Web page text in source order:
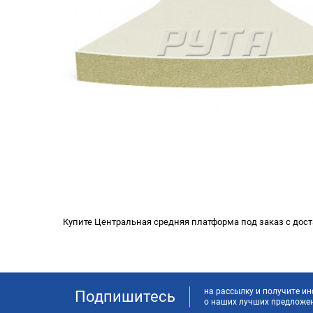
Купите Центральная средняя платформа под заказ с
Подпишитесь
на рассылку и получите
о наших лучших